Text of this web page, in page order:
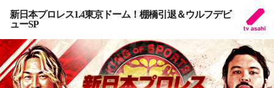
新日本プロレス1.4東京ドーム！棚橋引退＆ウルフデビ
ューSP